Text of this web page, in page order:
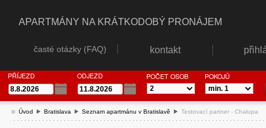
APARTMÁNY NA KRÁTKODOBÝ PRONÁJEM
časté otázky (FAQ) kontakt
PŘÍJEZD ODJEZD POČET OSOB POKOJŮ
Úvod Bratislava Seznam apartmánu v Bratislavě Testovací partner - Chalupa